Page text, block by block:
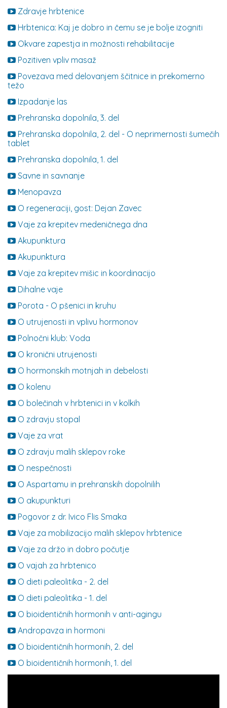
Zdravje hrbtenice
Hrbtenica: Kaj je dobro in čemu se je bolje izogniti
Okvare zapestja in možnosti rehabilitacije
Pozitiven vpliv masaž
Povezava med delovanjem ščitnice in prekomerno
težo
Izpadanje las
Prehranska dopolnila, 3. del
Prehranska dopolnila, 2. del - O neprimernosti šumečih
tablet
Prehranska dopolnila, 1. del
Savne in savnanje
Menopavza
O regeneraciji, gost: Dejan Zavec
Vaje za krepitev medeničnega dna
Akupunktura
Akupunktura
Vaje za krepitev mišic in koordinacijo
Dihalne vaje
Porota - O pšenici in kruhu
O utrujenosti in vplivu hormonov
Polnočni klub: Voda
O kronični utrujenosti
O hormonskih motnjah in debelosti
O kolenu
O bolečinah v hrbtenici in v kolkih
O zdravju stopal
Vaje za vrat
O zdravju malih sklepov roke
O nespečnosti
O Aspartamu in prehranskih dopolnilih
O akupunkturi
Pogovor z dr. Ivico Flis Smaka
Vaje za mobilizacijo malih sklepov hrbtenice
Vaje za držo in dobro počutje
O vajah za hrbtenico
O dieti paleolitika - 2. del
O dieti paleolitika - 1. del
O bioidentičnih hormonih v anti-agingu
Andropavza in hormoni
O bioidentičnih hormonih, 2. del
O bioidentičnih hormonih, 1. del